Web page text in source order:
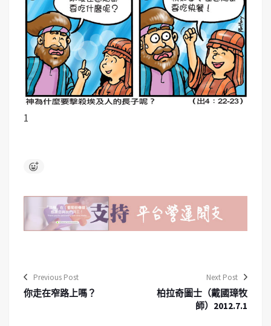
1
Previous Post
你走在窄路上嗎？
Next Post
柏拉奇圖士（戴國璋牧
師）2012.7.1